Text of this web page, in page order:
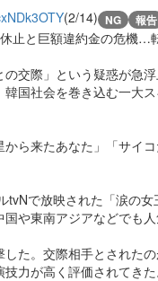
(2/14) NG 報告
止と巨額違約金の危機…
交際」という疑惑が急
国社会を巻き込む一大
ら来たあなた」「サイ
で放映された「涙の
や東南アジアなどでも人
た。交際相手とされた
力が高く評価されてきた